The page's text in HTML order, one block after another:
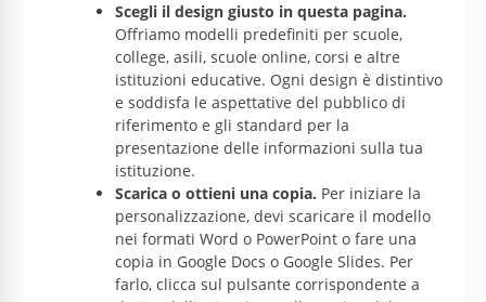
Scegli il design giusto in questa pagina.
Offriamo modelli predefiniti per scuole,
college, asili, scuole online, corsi e altre
istituzioni educative. Ogni design è distintivo
e soddisfa le aspettative del pubblico di
riferimento e gli standard per la
presentazione delle informazioni sulla tua
istituzione.
Scarica o ottieni una copia. Per iniziare la
personalizzazione, devi scaricare il modello
nei formati Word o PowerPoint o fare una
copia in Google Docs o Google Slides. Per
farlo, clicca sul pulsante corrispondente a